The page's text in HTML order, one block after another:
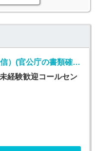
コールセンター・テレオペ（受信）(官公庁の書類確認コールセンターおよびデータ入力業務)
経験歓迎コールセン